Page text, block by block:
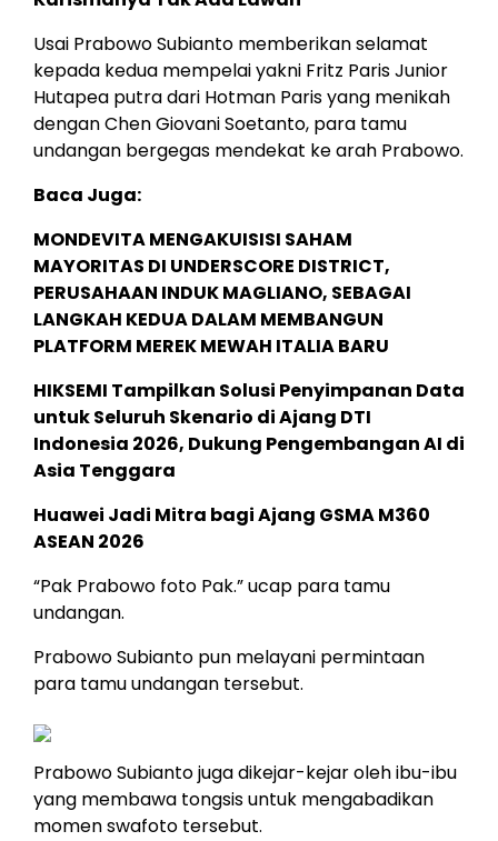
Usai Prabowo Subianto memberikan selamat
kepada kedua mempelai yakni Fritz Paris Junior
Hutapea putra dari Hotman Paris yang menikah
dengan Chen Giovani Soetanto, para tamu
undangan bergegas mendekat ke arah Prabowo.
Baca Juga:
MONDEVITA MENGAKUISISI SAHAM
MAYORITAS DI UNDERSCORE DISTRICT,
PERUSAHAAN INDUK MAGLIANO, SEBAGAI
LANGKAH KEDUA DALAM MEMBANGUN
PLATFORM MEREK MEWAH ITALIA BARU
HIKSEMI Tampilkan Solusi Penyimpanan Data
untuk Seluruh Skenario di Ajang DTI
Indonesia 2026, Dukung Pengembangan AI di
Asia Tenggara
Huawei Jadi Mitra bagi Ajang GSMA M360
ASEAN 2026
“Pak Prabowo foto Pak.” ucap para tamu
undangan.
Prabowo Subianto pun melayani permintaan
para tamu undangan tersebut.
Prabowo Subianto juga dikejar-kejar oleh ibu-ibu
yang membawa tongsis untuk mengabadikan
momen swafoto tersebut.